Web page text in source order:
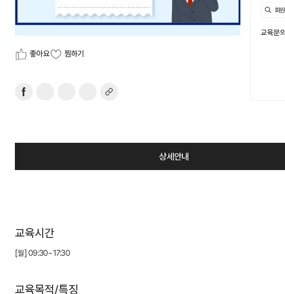
좋아요 찜하기
교육문의
상세안내
교육시간
[월] 09:30~17:30
교육목적/특징